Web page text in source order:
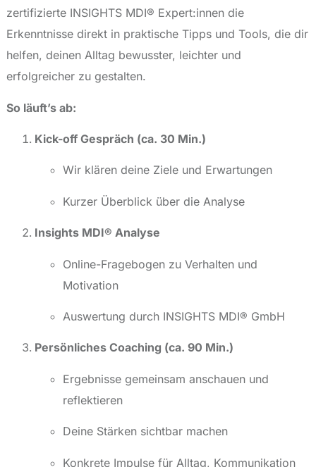
zertifizierte INSIGHTS MDI® Expert:innen die
Erkenntnisse direkt in praktische Tipps und Tools, die dir
helfen, deinen Alltag bewusster, leichter und
erfolgreicher zu gestalten.
So läuft’s ab:
Kick-off Gespräch (ca. 30 Min.)
Wir klären deine Ziele und Erwartungen
Kurzer Überblick über die Analyse
Insights MDI® Analyse
Online-Fragebogen zu Verhalten und
Motivation
Auswertung durch INSIGHTS MDI® GmbH
Persönliches Coaching (ca. 90 Min.)
Ergebnisse gemeinsam anschauen und
reflektieren
Deine Stärken sichtbar machen
Konkrete Impulse für Alltag, Kommunikation